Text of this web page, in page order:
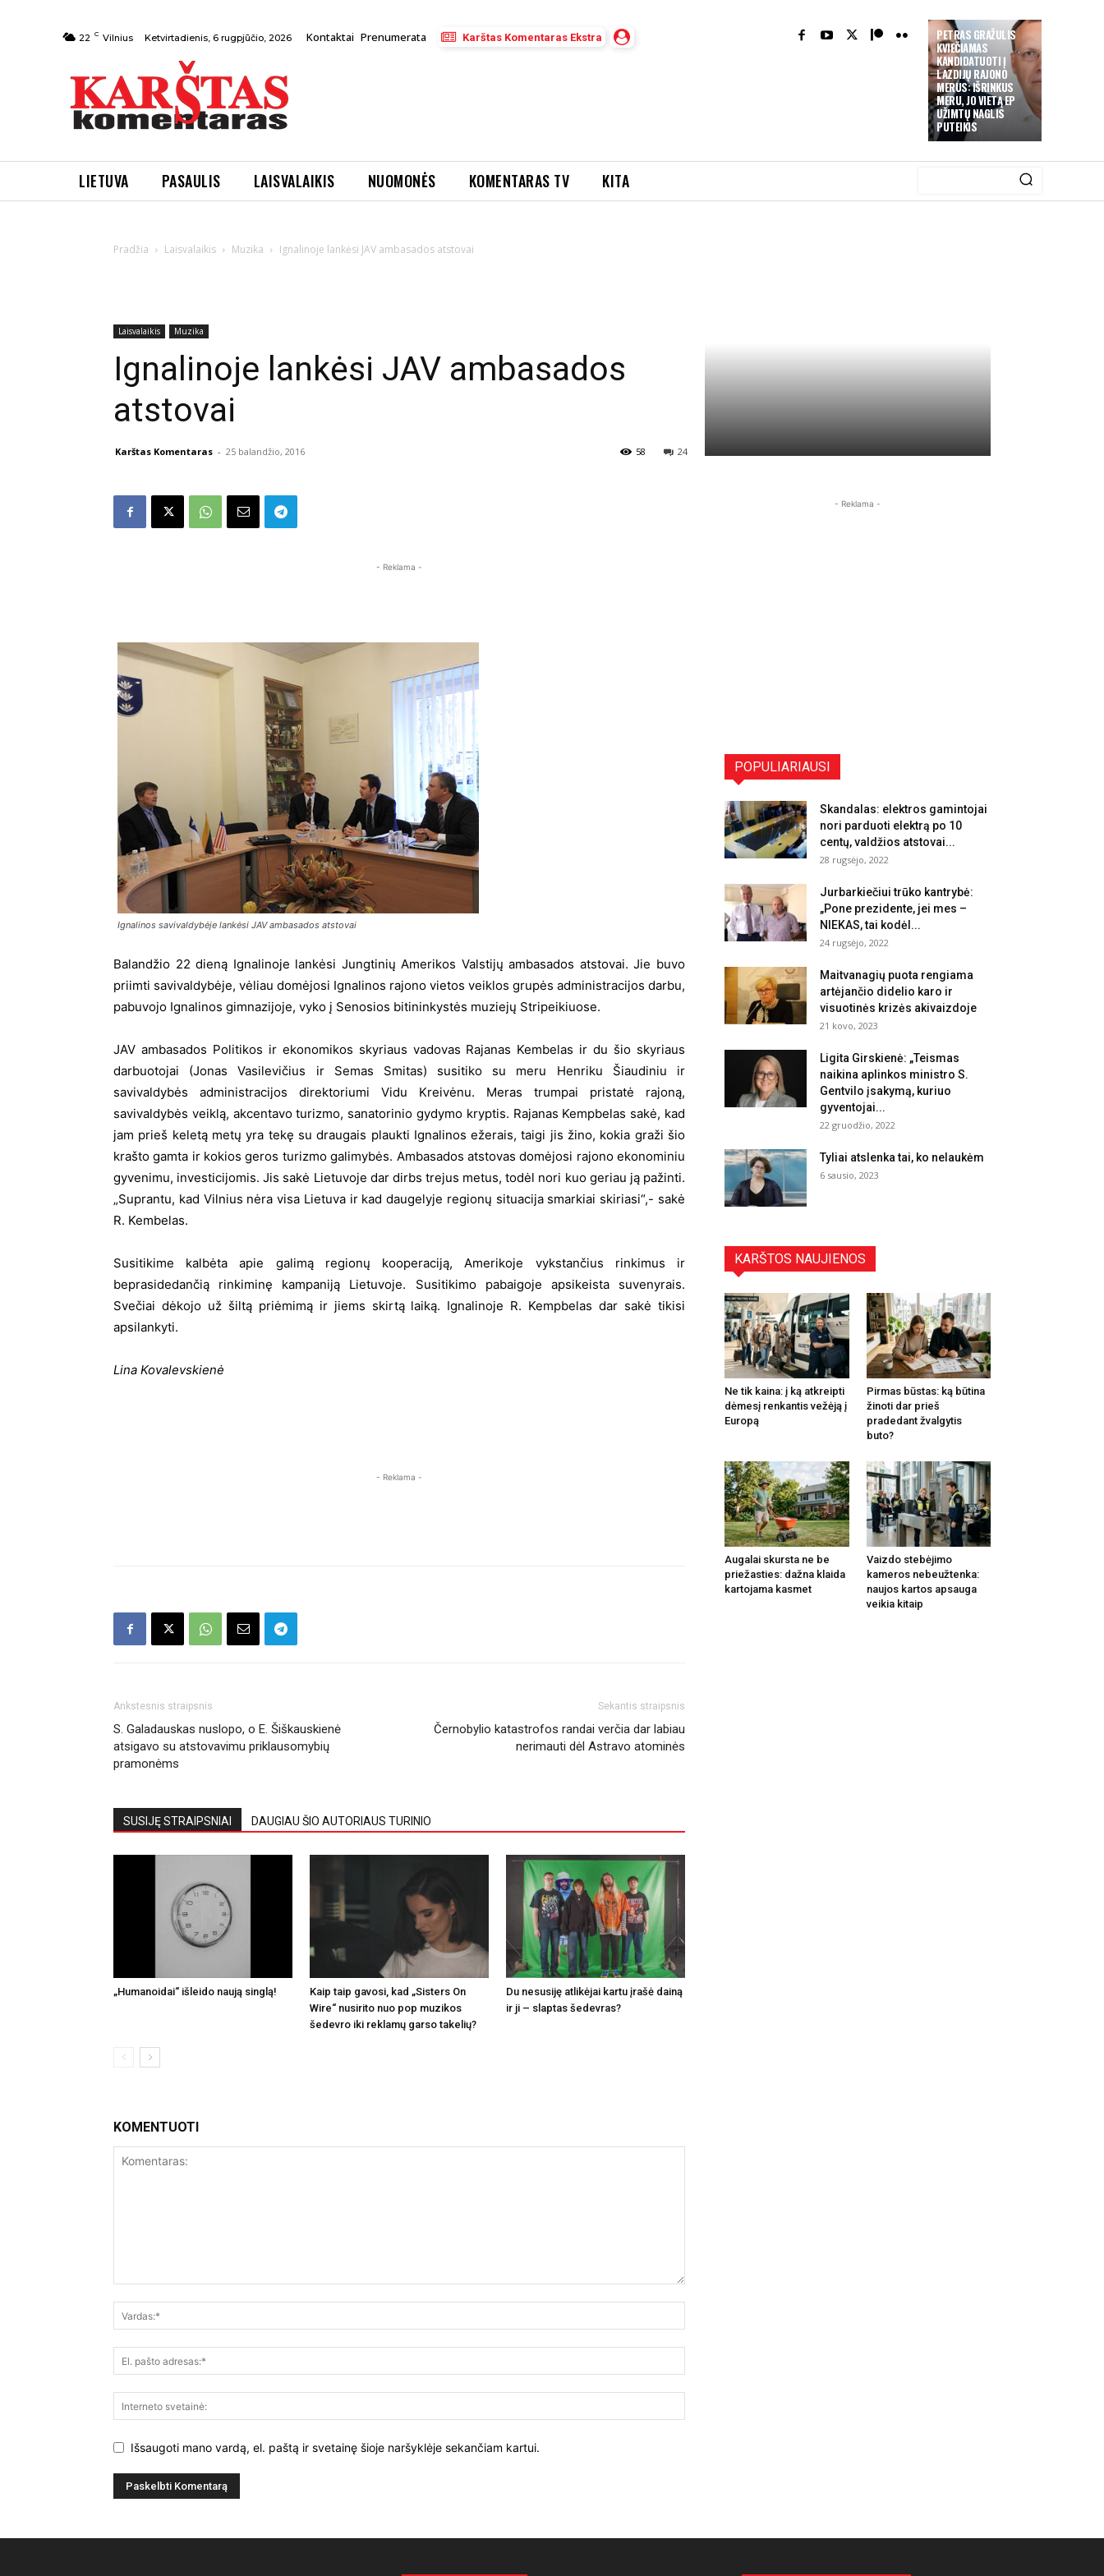
PETRAS GRAŽULIS
KVIEČIAMAS
KANDIDATUOTI Į
LAZDIJŲ RAJONO
MERUS: IŠRINKUS
MERU, JO VIETĄ EP
UŽIMTŲ NAGLIS
PUTEIKIS
22 C Vilnius Ketvirtadienis, 6 rugpjūčio, 2026 Kontaktai Prenumerata Karštas Komentaras Ekstra
LIETUVA PASAULIS LAISVALAIKIS NUOMONĖS KOMENTARAS TV KITA
Pradžia Laisvalaikis Muzika Ignalinoje lankėsi JAV ambasados atstovai
Laisvalaikis Muzika
Ignalinoje lankėsi JAV ambasados
atstovai
Karštas Komentaras - 25 balandžio, 2016 24
58
- Reklama -
Ignalinos savivaldybėje lankėsi JAV ambasados atstovai
Balandžio 22 dieną Ignalinoje lankėsi Jungtinių Amerikos Valstijų ambasados atstovai. Jie buvo
priimti savivaldybėje, vėliau domėjosi Ignalinos rajono vietos veiklos grupės administracijos darbu,
pabuvojo Ignalinos gimnazijoje, vyko į Senosios bitininkystės muziejų Stripeikiuose.
JAV ambasados Politikos ir ekonomikos skyriaus vadovas Rajanas Kembelas ir du šio skyriaus
darbuotojai (Jonas Vasilevičius ir Semas Smitas) susitiko su meru Henriku Šiaudiniu ir
savivaldybės administracijos direktoriumi Vidu Kreivėnu. Meras trumpai pristatė rajoną,
savivaldybės veiklą, akcentavo turizmo, sanatorinio gydymo kryptis. Rajanas Kempbelas sakė, kad
jam prieš keletą metų yra tekę su draugais plaukti Ignalinos ežerais, taigi jis žino, kokia graži šio
krašto gamta ir kokios geros turizmo galimybės. Ambasados atstovas domėjosi rajono ekonominiu
gyvenimu, investicijomis. Jis sakė Lietuvoje dar dirbs trejus metus, todėl nori kuo geriau ją pažinti.
„Suprantu, kad Vilnius nėra visa Lietuva ir kad daugelyje regionų situacija smarkiai skiriasi“,- sakė
R. Kembelas.
Susitikime kalbėta apie galimą regionų kooperaciją, Amerikoje vykstančius rinkimus ir
beprasidedančią rinkiminę kampaniją Lietuvoje. Susitikimo pabaigoje apsikeista suvenyrais.
Svečiai dėkojo už šiltą priėmimą ir jiems skirtą laiką. Ignalinoje R. Kempbelas dar sakė tikisi
apsilankyti.
Lina Kovalevskienė
- Reklama -
Ankstesnis straipsnis
S. Galadauskas nuslopo, o E. Šiškauskienė
atsigavo su atstovavimu priklausomybių
pramonėms
Sekantis straipsnis
Černobylio katastrofos randai verčia dar labiau
nerimauti dėl Astravo atominės
SUSIJĘ STRAIPSNIAI DAUGIAU ŠIO AUTORIAUS TURINIO
„Humanoidai“ išleido naują singlą!
Kaip taip gavosi, kad „Sisters On
Wire“ nusirito nuo pop muzikos
šedevro iki reklamų garso takelių?
Du nesusiję atlikėjai kartu įrašė dainą
ir ji – slaptas šedevras?
KOMENTUOTI
Išsaugoti mano vardą, el. paštą ir svetainę šioje naršyklėje sekančiam kartui.
- Reklama -
POPULIARIAUSI
Skandalas: elektros gamintojai
nori parduoti elektrą po 10
centų, valdžios atstovai...
28 rugsėjo, 2022
Jurbarkiečiui trūko kantrybė:
„Pone prezidente, jei mes –
NIEKAS, tai kodėl...
24 rugsėjo, 2022
Maitvanagių puota rengiama
artėjančio didelio karo ir
visuotinės krizės akivaizdoje
21 kovo, 2023
Ligita Girskienė: „Teismas
naikina aplinkos ministro S.
Gentvilo įsakymą, kuriuo
gyventojai...
22 gruodžio, 2022
Tyliai atslenka tai, ko nelaukėm
6 sausio, 2023
KARŠTOS NAUJIENOS
Ne tik kaina: į ką atkreipti
dėmesį renkantis vežėją į
Europą
Pirmas būstas: ką būtina
žinoti dar prieš
pradedant žvalgytis
buto?
Augalai skursta ne be
priežasties: dažna klaida
kartojama kasmet
Vaizdo stebėjimo
kameros nebeužtenka:
naujos kartos apsauga
veikia kitaip